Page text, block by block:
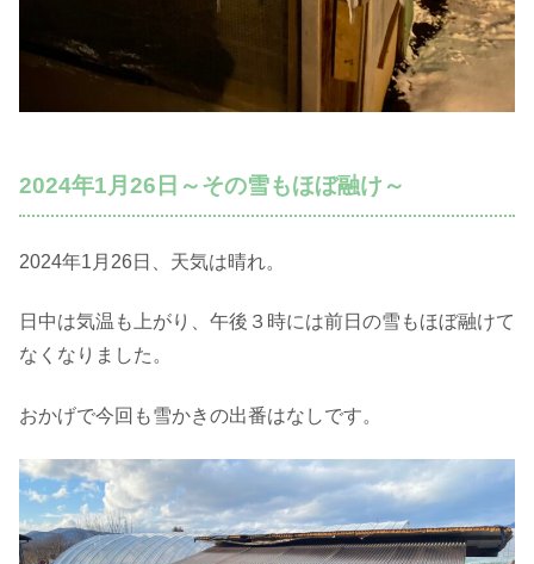
2024年1月26日～その雪もほぼ融け～
2024年1月26日、天気は晴れ。
日中は気温も上がり、午後３時には前日の雪もほぼ融けて
なくなりました。
おかげで今回も雪かきの出番はなしです。